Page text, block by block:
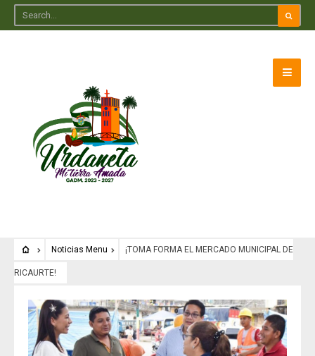
Noticias Menu ¡TOMA FORMA EL MERCADO MUNICIPAL DE
RICAURTE!